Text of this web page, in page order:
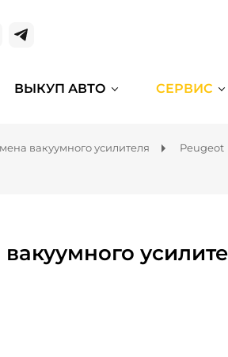
ВЫКУП АВТО СЕРВИС
вакуумного усилителя Peugeot